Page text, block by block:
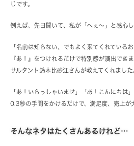
じです。
例えば、先日聞いて、私が「へぇ～」と感心し
「名前は知らない、でもよく来てくれている
『あ！』をつけれるだけで特別感が演出でき
サルタント鈴木比砂江さんが教えてくれました
「あ！いらっしゃいませ」「あ！こんにちは
0.3秒の手間をかけるだけで、満足度、売上が
そんなネタはたくさんあるけれど…